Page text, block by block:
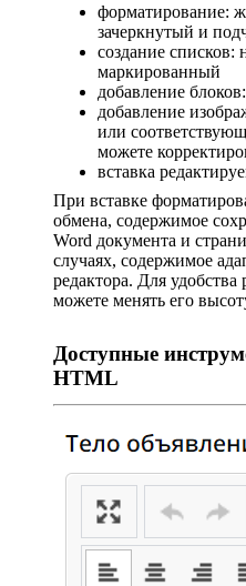
форматирование:
зачеркнутый и
создание
маркированный
добавление
добавление
или
можете
вставка
При вставке
обмена, содержимое
Word документа и
случаях, содержимое
редактора. Для
можете менять его
Доступные
HTML